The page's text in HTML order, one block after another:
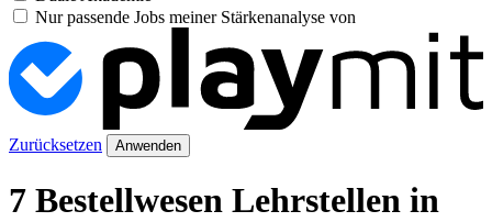
Nur passende Jobs meiner Stärkenanalyse von
Zurücksetzen Anwenden
7 Bestellwesen Lehrstellen in